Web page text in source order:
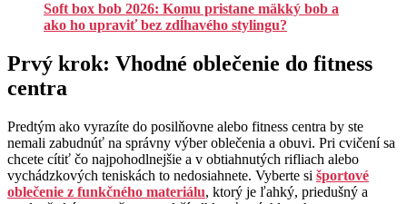
Soft box bob 2026: Komu pristane mäkký bob a
ako ho upraviť bez zdĺhavého stylingu?
Prvý krok: Vhodné oblečenie do fitness
centra
Predtým ako vyrazíte do posilňovne alebo fitness centra by ste
nemali zabudnúť na správny výber oblečenia a obuvi. Pri cvičení sa
chcete cítiť čo najpohodlnejšie a v obtiahnutých rifliach alebo
vychádzkových teniskách to nedosiahnete. Vyberte si športové
oblečenie z funkčného materiálu, ktorý je ľahký, priedušný a